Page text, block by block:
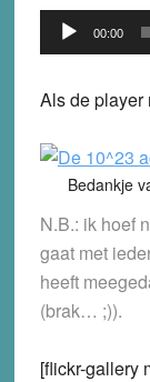
Audio
Player
00:00
Als de player
Bedankje
N.B.: ik hoef
gaat met
heeft
(brak… ;)).
[flickr-gallery